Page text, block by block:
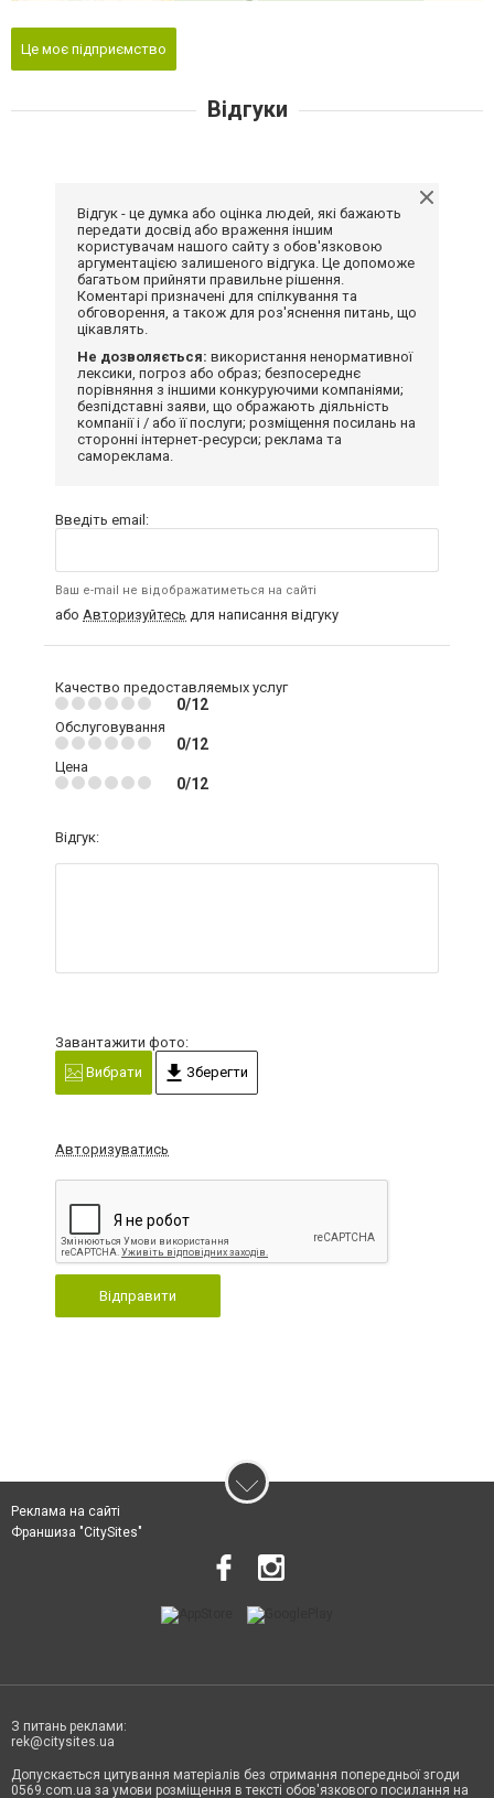
Це моє підприємство
Відгуки
Відгук - це думка або оцінка людей, які бажають
передати досвід або враження іншим
користувачам нашого сайту з обов'язковою
аргументацією залишеного відгука. Це допоможе
багатьом прийняти правильне рішення.
Коментарі призначені для спілкування та
обговорення, а також для роз'яснення питань, що
цікавлять.
Не дозволяється: використання ненормативної
лексики, погроз або образ; безпосереднє
порівняння з іншими конкуруючими компаніями;
безпідставні заяви, що ображають діяльність
компанії і / або її послуги; розміщення посилань на
сторонні інтернет-ресурси; реклама та
самореклама.
Введіть email:
Ваш e-mail не відображатиметься на сайті
або Авторизуйтесь для написання відгуку
Качество предоставляемых услуг
0/12
Обслуговування
0/12
Цена
0/12
Відгук:
Завантажити фото:
Вибрати
Зберегти
Авторизуватись
Відправити
Реклама на сайті
Франшиза "CitySites"
З питань реклами:
rek@citysites.ua
Допускається цитування матеріалів без отримання попередньої згоди
0569.com.ua за умови розміщення в тексті обов'язкового посилання на